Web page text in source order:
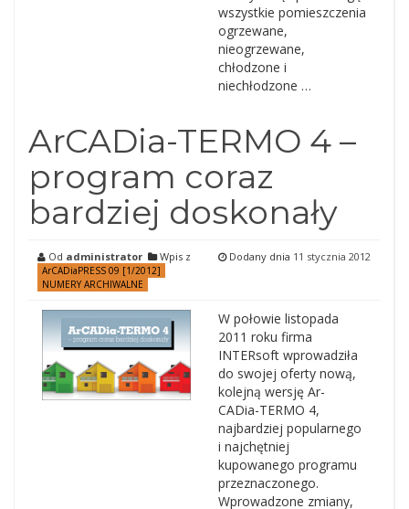
wszystkie pomieszczenia
ogrzewane,
nieogrzewane,
chłodzone i
niechłodzone …
ArCADia-TERMO 4 –
program coraz
bardziej doskonały
Od administrator Wpis z
ArCADiaPRESS 09 [1/2012]
NUMERY ARCHIWALNE
Dodany dnia 11 stycznia 2012
W połowie listopada
2011 roku firma
INTERsoft wprowadziła
do swojej oferty nową,
kolejną wersję Ar-
CADia-TERMO 4,
najbardziej popularnego
i najchętniej
kupowanego programu
przeznaczonego.
Wprowadzone zmiany,